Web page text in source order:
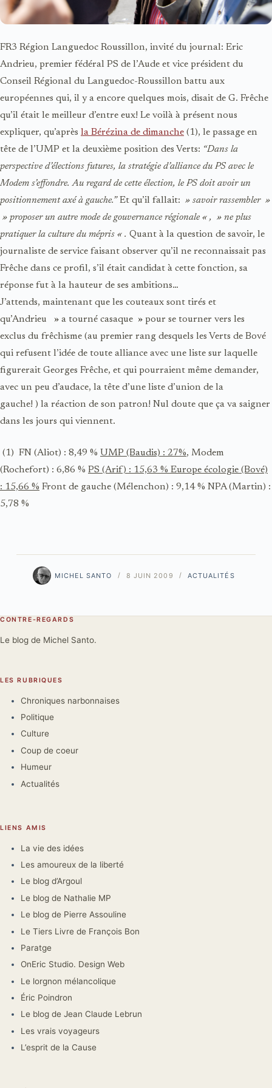
FR3 Région Languedoc Roussillon, invité du journal: Eric
Andrieu, premier fédéral PS de l’Aude et vice président du
Conseil Régional du Languedoc-Roussillon battu aux
européennes qui, il y a encore quelques mois, disait de G. Frêche
qu’il était le meilleur d’entre eux! Le voilà à présent nous
expliquer, qu’après la Bérézina de dimanche (1), le passage en
tête de l’UMP et la deuxième position des Verts: “Dans la
perspective d’élections futures, la stratégie d’alliance du PS avec le
Modem s’effondre. Au regard de cette élection, le PS doit avoir un
positionnement axé à gauche.”Et qu’il fallait: » savoir rassembler »
» proposer un autre mode de gouvernance régionale « , » ne plus
pratiquer la culture du mépris « . Quant à la question de savoir, le
journaliste de service faisant observer qu’il ne reconnaissait pas
Frêche dans ce profil, s’il était candidat à cette fonction, sa
réponse fut à la hauteur de ses ambitions…
J’attends, maintenant que les couteaux sont tirés et
qu’Andrieu » a tourné casaque » pour se tourner vers les
exclus du frêchisme (au premier rang desquels les Verts de Bové
qui refusent l’idée de toute alliance avec une liste sur laquelle
figurerait Georges Frêche, et qui pourraient même demander,
avec un peu d’audace, la tête d’une liste d’union de la
gauche! ) la réaction de son patron! Nul doute que ça va saigner
dans les jours qui viennent.
(1) FN (Aliot) : 8,49 % UMP (Baudis) : 27%, Modem
(Rochefort) : 6,86 % PS (Arif) : 15,63 % Europe écologie (Bové)
: 15,66 % Front de gauche (Mélenchon) : 9,14 % NPA (Martin) :
5,78 %
MICHEL SANTO 8 JUIN 2009 ACTUALITÉS
CONTRE-REGARDS
Le blog de Michel Santo.
LES RUBRIQUES
Chroniques narbonnaises
Politique
Culture
Coup de coeur
Humeur
Actualités
LIENS AMIS
La vie des idées
Les amoureux de la liberté
Le blog d’Argoul
Le blog de Nathalie MP
Le blog de Pierre Assouline
Le Tiers Livre de François Bon
Paratge
OnEric Studio. Design Web
Le lorgnon mélancolique
Éric Poindron
Le blog de Jean Claude Lebrun
Les vrais voyageurs
L’esprit de la Cause